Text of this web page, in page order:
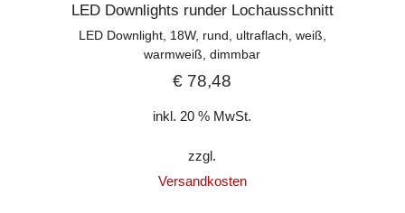
LED Downlights runder Lochausschnitt
LED Downlight, 18W, rund, ultraflach, weiß,
warmweiß, dimmbar
€ 78,48
inkl. 20 % MwSt.
zzgl.
Versandkosten